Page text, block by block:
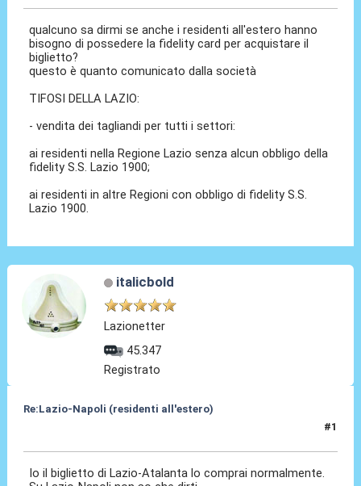
qualcuno sa dirmi se anche i residenti all'estero hanno
bisogno di possedere la fidelity card per acquistare il
biglietto?
questo è quanto comunicato dalla società
TIFOSI DELLA LAZIO:
- vendita dei tagliandi per tutti i settori:
ai residenti nella Regione Lazio senza alcun obbligo della
fidelity S.S. Lazio 1900;
ai residenti in altre Regioni con obbligo di fidelity S.S.
Lazio 1900.
italicbold
Lazionetter
45.347
Registrato
Re:Lazio-Napoli (residenti all'estero)
#1
Io il biglietto di Lazio-Atalanta lo comprai normalmente.